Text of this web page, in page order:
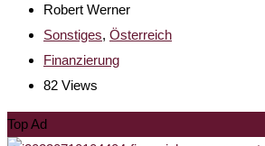
Robert Werner
Sonstiges, Österreich
Finanzierung
82 Views
Top Ad